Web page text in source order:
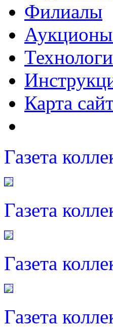
Филиалы
Карта
Газета
Газета
Газета
Газета